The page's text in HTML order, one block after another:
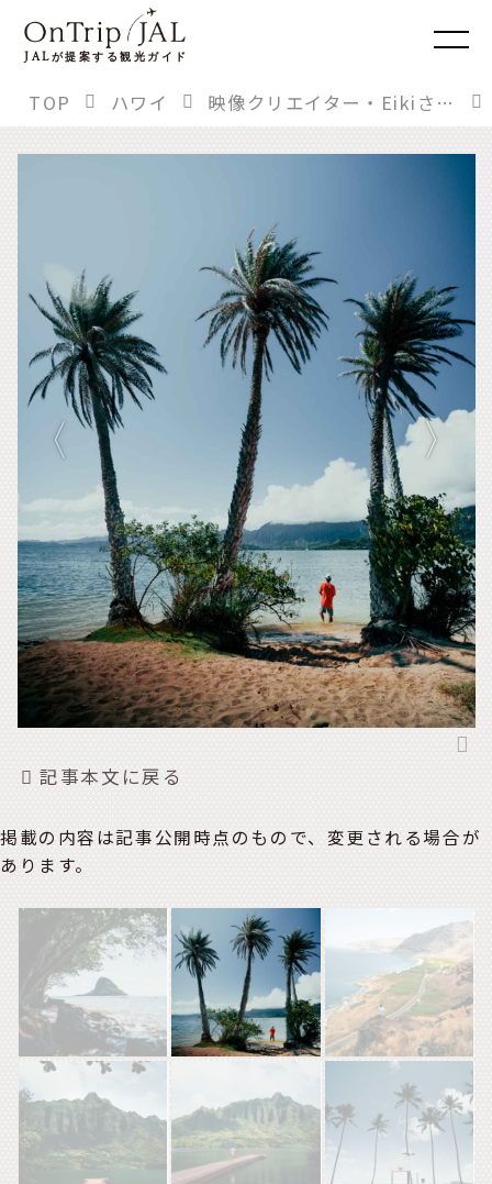
JALが提案する観光ガイド
TOP ハワイ 映像クリエイター・Eikiさんに聞く。「もう一度行きたい！」あの旅先
記事本文に戻る
掲載の内容は記事公開時点のもので、変更される場合が
あります。